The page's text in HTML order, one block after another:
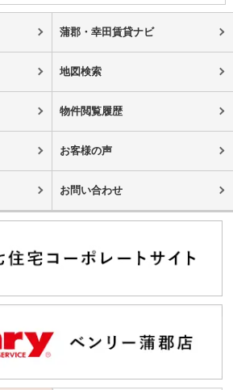
蒲郡・幸田賃貸ナビ
地図検索
物件閲覧履歴
お客様の声
お問い合わせ